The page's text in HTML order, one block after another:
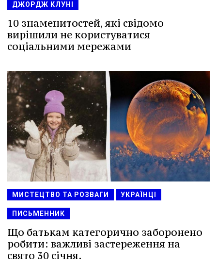
ДЖОРДЖ КЛУНІ
10 знаменитостей, які свідомо
вирішили не користуватися
соціальними мережами
МИСТЕЦТВО ТА РОЗВАГИ УКРАЇНЦІ
ПИСЬМЕННИК
Що батькам категорично заборонено
робити: важливі застереження на
свято 30 січня.